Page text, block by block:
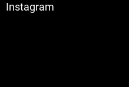
Instagram